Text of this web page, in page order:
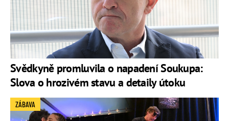
Svědkyně promluvila o napadení Soukupa:
Slova o hrozivém stavu a detaily útoku
ZÁBAVA